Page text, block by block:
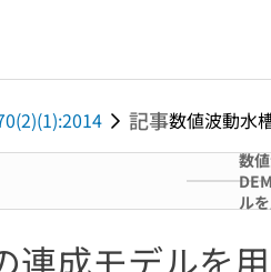
記事数値波動水
数
ル
る検
連成モデルを